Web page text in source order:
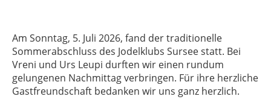
Am Sonntag, 5. Juli 2026, fand der traditionelle
Sommerabschluss des Jodelklubs Sursee statt. Bei
Vreni und Urs Leupi durften wir einen rundum
gelungenen Nachmittag verbringen. Für ihre herzliche
Gastfreundschaft bedanken wir uns ganz herzlich.